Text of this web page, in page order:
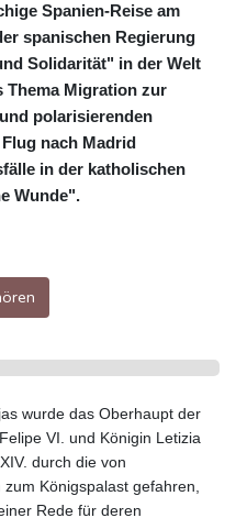
Spanien-Reise am
spanischen Regierung
Solidarität" in der Welt
Thema Migration zur
polarisierenden
nach Madrid
in der katholischen
Wunde".
wurde das Oberhaupt der
VI. und Königin Letizia
durch die von
Königspalast gefahren,
Rede für deren